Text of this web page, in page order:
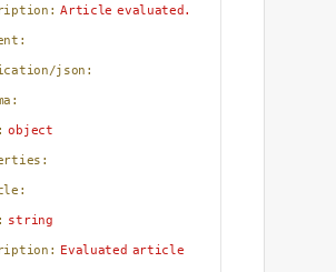
Article evaluated.
json:
object
string
Evaluated article